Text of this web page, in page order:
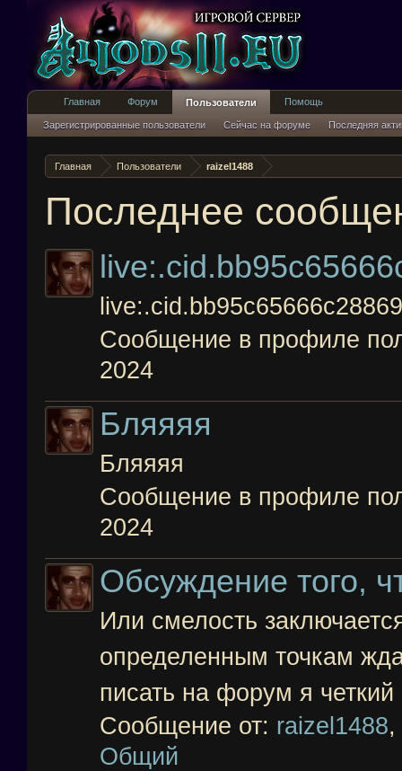
Главная Пользователи raizel1488
Последнее
live:.cid.bb95c65666c28869
Сообщение в профиле
2024
Бляяяя
Бляяяя
Сообщение в профиле
2024
Обсуждение того,
Или смелость
определенным точкам
писать на форум я
Сообщение от: raizel1488,
Общий
Главная Форум Пользователи
Зарегистрированные пользователи Сейчас на форуме Последняя
Помощь